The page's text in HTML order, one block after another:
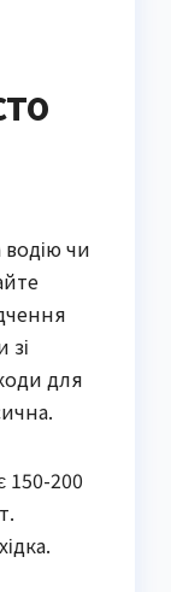
водію чи
зі
для
150-200